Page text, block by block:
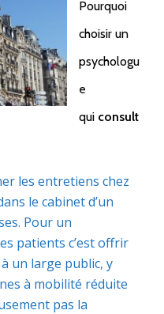
Pourquoi
choisir un
psychologu
e
qui consult
les entretiens chez
le cabinet d’un
Pour un
patients c’est offrir
un large public, y
à mobilité réduite
pas la